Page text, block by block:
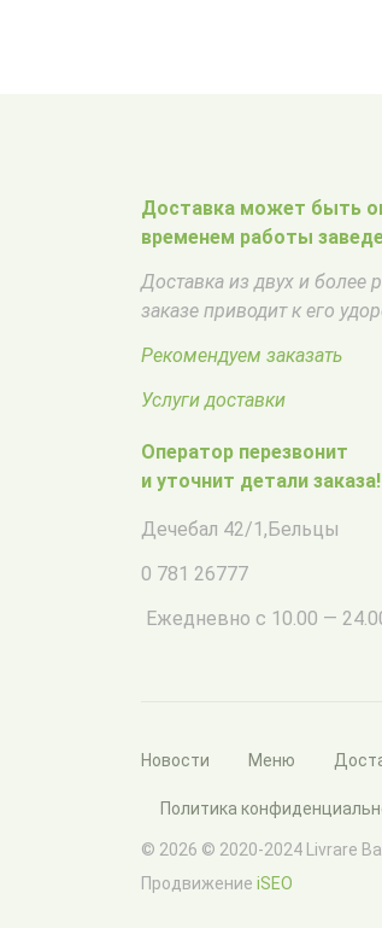
Доставка может быть
временем работы
Доставка из двух и более
заказе приводит к его
Рекомендуем заказать
Услуги доставки
Оператор перезвонит
и уточнит детали заказа!
Дечебал 42/1,Бельцы
0 781 26777
Ежедневно с 10.00 —
Новости Меню
Политика
© 2026 © 2020-2024 Livrare
Продвижение iSEO